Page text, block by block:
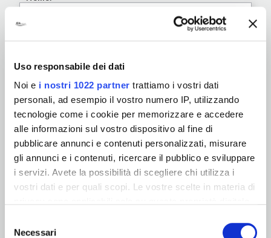
Uso responsabile dei dati
Noi e i nostri 1022 partner trattiamo i vostri dati
personali, ad esempio il vostro numero IP, utilizzando
tecnologie come i cookie per memorizzare e accedere
alle informazioni sul vostro dispositivo al fine di
pubblicare annunci e contenuti personalizzati, misurare
gli annunci e i contenuti, ricercare il pubblico e sviluppare
i servizi. Avete la possibilità di scegliere chi utilizza i
vostri dati e per quali scopi. Le vostre scelte in materia di
modificare o revocare il proprio consenso in qualsiasi
delNecessari
E-mail:
* Azienda:
* Tipo richiesta: